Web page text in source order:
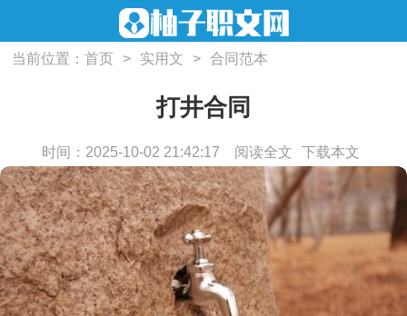
当前位置：首页 > 实用文 > 合同范本
打井合同
时间：2025-10-02 21:42:17 阅读全文 下载本文